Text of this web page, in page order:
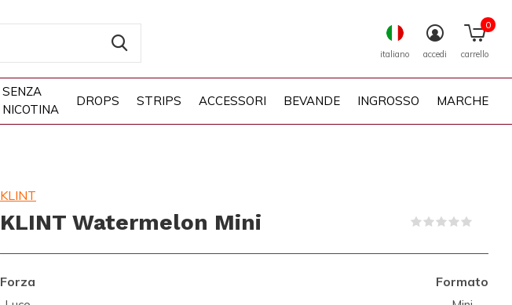
SENZA
NICOTINA
DROPS STRIPS ACCESSORI BEVANDE INGROSSO MARCHE
italiano accedi carrello
0
KLINT
KLINT Watermelon Mini
Forza Formato